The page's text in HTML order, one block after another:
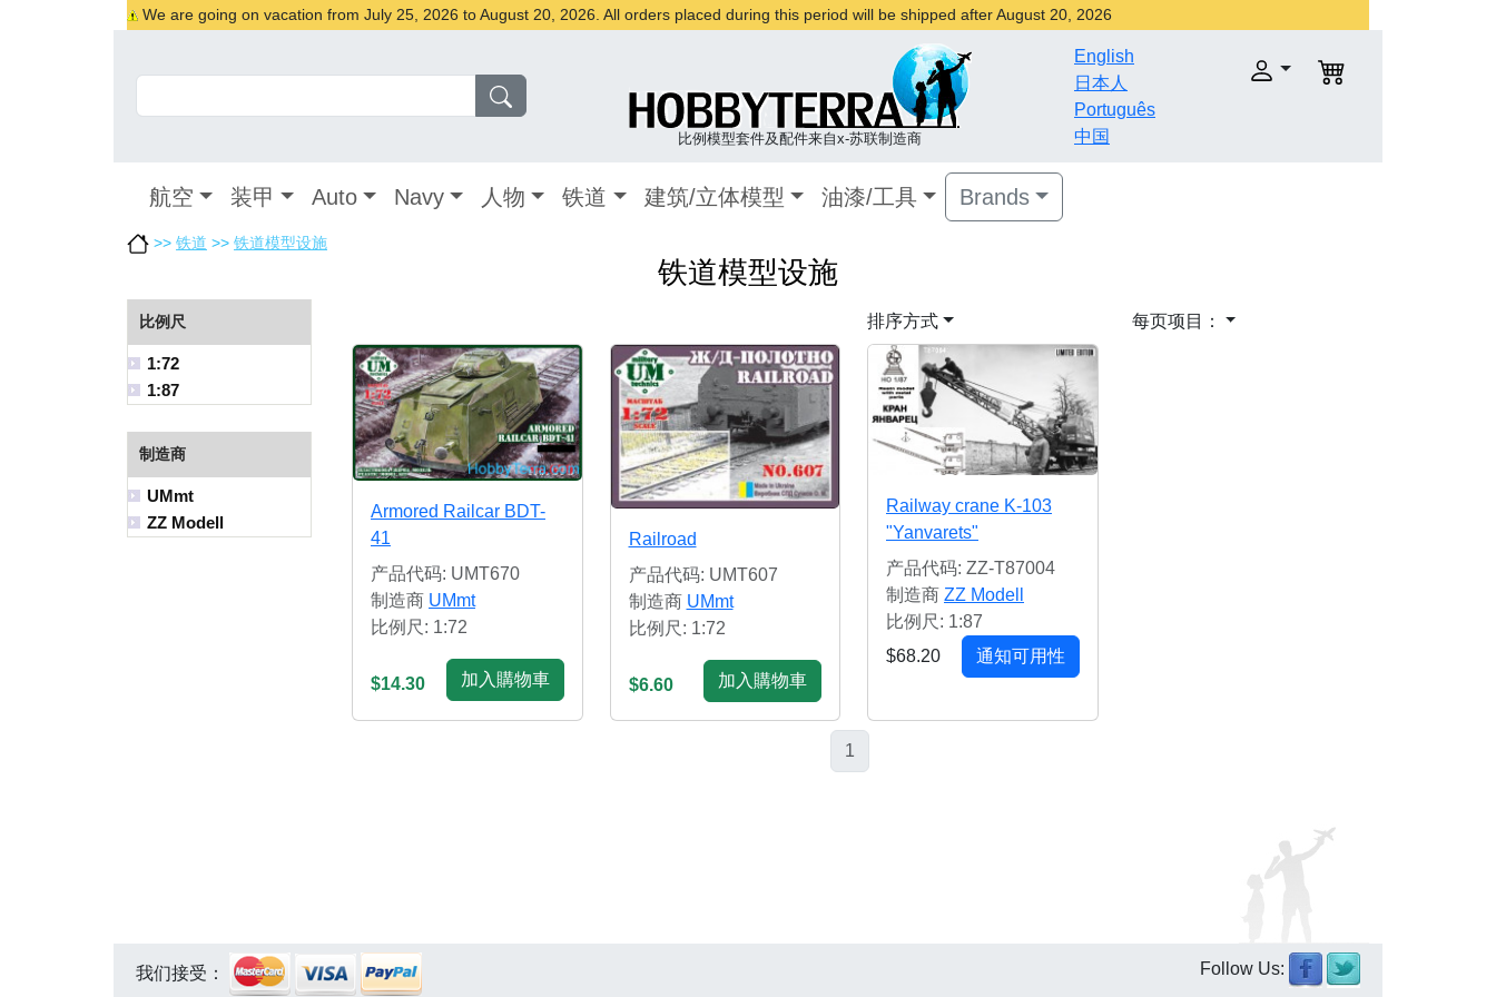
We are going on vacation from July 25, 2026 to August 20, 2026. All orders placed during this period will be shipped after August 20, 2026
比例模型套件及配件来自x-苏联制造商
English
日本人
Português
中国
航空 装甲 Auto Navy 人物 铁道 建筑/立体模型 油漆/工具 Brands
>> 铁道 >> 铁道模型设施
铁道模型设施
比例尺
1:72
1:87
制造商
UMmt
ZZ Modell
排序方式 每页项目：
Armored Railcar BDT-
41
产品代码: UMT670
制造商 UMmt
比例尺: 1:72
$14.30 加入購物車
Railroad
产品代码: UMT607
制造商 UMmt
比例尺: 1:72
$6.60 加入購物車
Railway crane K-103
"Yanvarets"
产品代码: ZZ-T87004
制造商 ZZ Modell
比例尺: 1:87
$68.20
通知可用性
1
我们接受： Follow Us: